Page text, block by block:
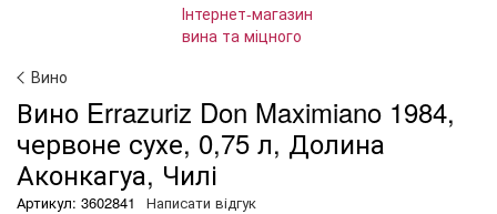
Вино
Вино Errazuriz Don Maximiano 1984,
червоне сухе, 0,75 л, Долина
Аконкагуа, Чилі
Артикул: 3602841 Написати відгук